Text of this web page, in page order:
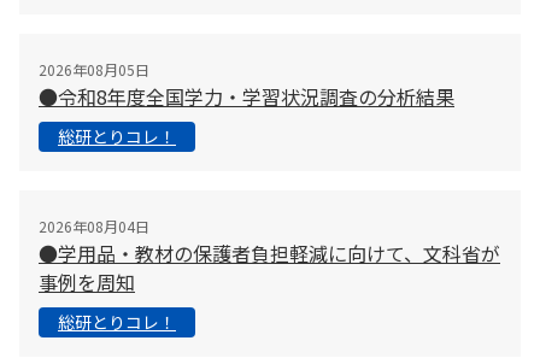
2026年08月05日
●令和8年度全国学力・学習状況調査の分析結果
総研とりコレ！
2026年08月04日
●学用品・教材の保護者負担軽減に向けて、文科省が
事例を周知
総研とりコレ！